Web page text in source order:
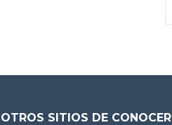
OTROS SITIOS DE CONOCER